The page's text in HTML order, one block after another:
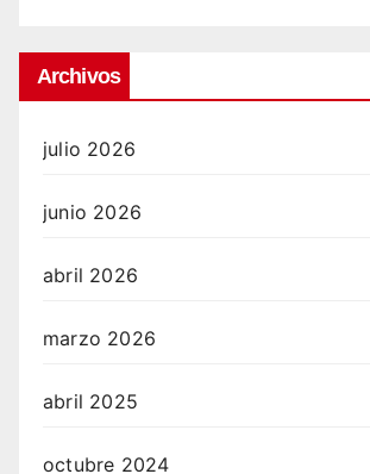
Archivos
julio 2026
junio 2026
abril 2026
marzo 2026
abril 2025
octubre 2024